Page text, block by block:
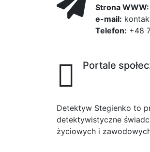
Strona WWW:
e-mail: 582
ka
ont6
ak
Telefon: +48
Portale
Detektyw Stegienko to
detektywistyczne
życiowych i